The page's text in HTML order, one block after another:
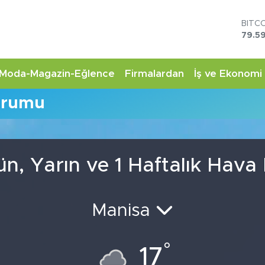
EURO
Moda-Magazin-Eğlence Firmalardan İş ve Ekonomi
Yarın ve 1 Haftalık
Manisa
17°